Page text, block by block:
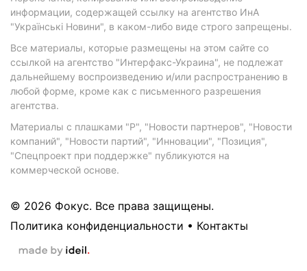
информации, содержащей ссылку на агентство ИнА
"Українські Новини", в каком-либо виде строго запрещены.
Все материалы, которые размещены на этом сайте со
ссылкой на агентство "Интерфакс-Украина", не подлежат
дальнейшему воспроизведению и/или распространению в
любой форме, кроме как с письменного разрешения
агентства.
Материалы с плашками "Р", "Новости партнеров", "Новости
компаний", "Новости партий", "Инновации", "Позиция",
"Спецпроект при поддержке" публикуются на
коммерческой основе.
© 2026 Фокус. Все права защищены.
Политика конфиденциальности • Контакты